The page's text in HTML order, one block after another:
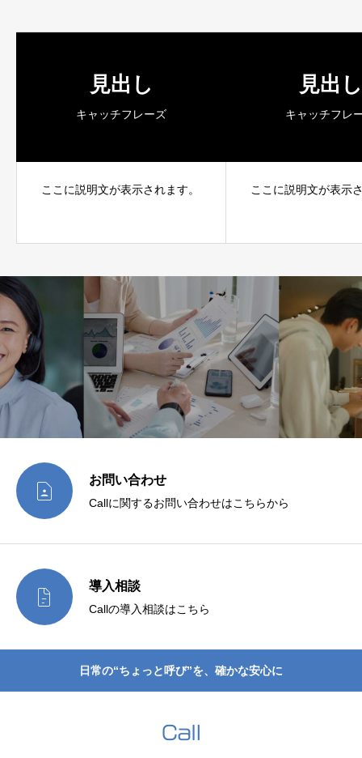
見出し
キャッチフレーズ
ここに説明文が表示されます。
見出し
キャッチフレ
ここに説明文が表示
 お問い合わせ
Callに関するお問い合わせはこちらから
 導入相談
Callの導入相談はこちら
日常の“ちょっと呼び”を、確かな安心に